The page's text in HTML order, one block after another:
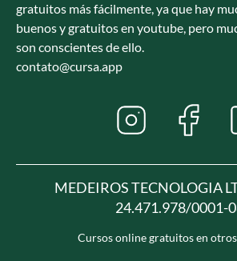
gratuitos más fácilmente, ya que hay
buenos y gratuitos en youtube, pero
son conscientes de ello.
contato@cursa.app
MEDEIROS TECNOLOGIA
24.471.978/0001-
Cursos online gratuitos en